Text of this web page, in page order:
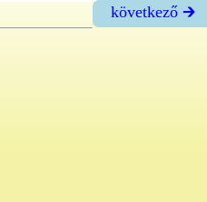
következő 🡲